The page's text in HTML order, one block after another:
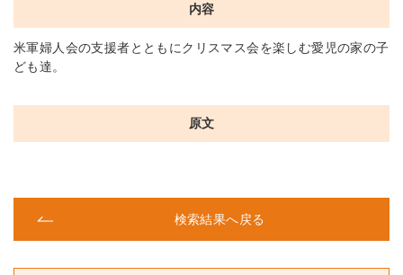
内容
米軍婦人会の支援者とともにクリスマス会を楽しむ愛児の家の子
ども達。
原文
検索結果へ戻る